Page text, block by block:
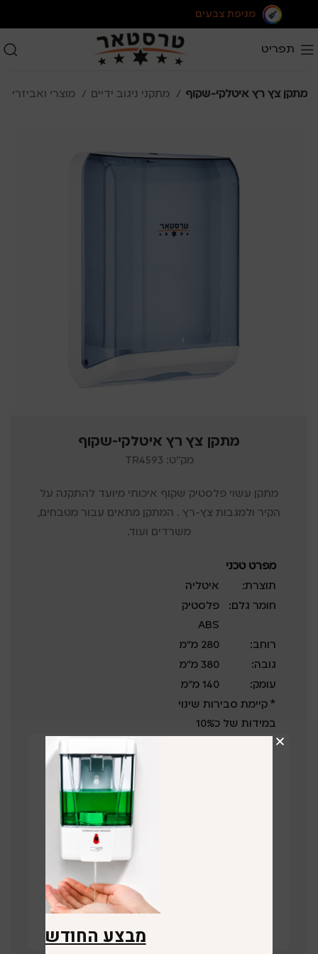
מניפת צבעים
תפריט
מוצרי ואביזרי היגיינה מתקני ניגוב ידיים מתקן צץ רץ איטלקי-שקוף
מתקן צץ רץ איטלקי-שקוף
מק"ט: TR4593
מתקן עשוי פלסטיק שקוף איכותי מיועד להתקנה על
הקיר ולמגבות צץ-רץ . המתקן מתאים עבור מטבחים,
משרדים ועוד.
מפרט טכני
תוצרת:
איטליה
חומר גלם:
פלסטיק
ABS
רוחב:
280 מ”מ
גובה:
380 מ”מ
עומק:
140 מ”מ
* קיימת סבירות שינוי
במידות של כ10%
קבלו הצעת מחיר על המוצר!
השאירו פרטים ונציג שלנו יחזור בהקדם
תחזרו אליי
מבצע החודש